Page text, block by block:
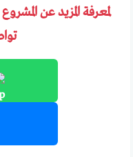
لمعرفة المزيد عن